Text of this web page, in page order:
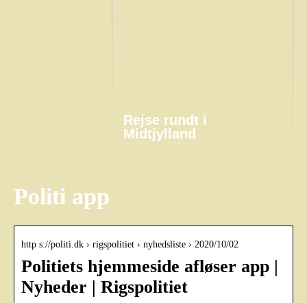
Rejse rundt i
Midtjylland
Politi app
http s://politi.dk › rigspolitiet › nyhedsliste › 2020/10/02
Politiets hjemmeside afløser app |
Nyheder | Rigspolitiet